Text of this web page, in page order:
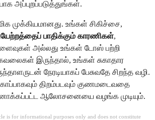
அப்புறப்படுத்துங்கள்.
முக்கியமானது. உங்கள் சிகிச்சை,
பாதிக்கும் காரணிகள்,
அல்லது உங்கள் டோஸ் பற்றி
இருந்தால், உங்கள் சுகாதார
நேரடியாகப் பேசுவதே சிறந்த வழி.
திறம்படவும் குணமடைவதை
ஆலோசனையை வழங்க முடியும்.
is for informational purposes only and does not constitute